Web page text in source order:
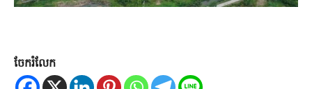
ចែករំលែក